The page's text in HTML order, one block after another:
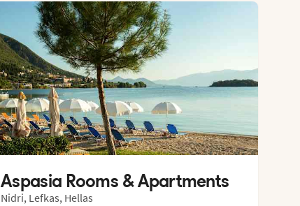
Aspasia Rooms & Apartments
Nidri, Lefkas, Hellas